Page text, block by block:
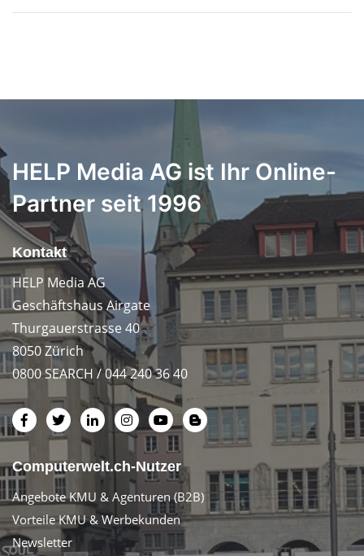
HELP Media AG ist Ihr Online-
Partner seit 1996
Kontakt
HELP Media AG
Geschäftshaus Airgate
Thurgauerstrasse 40
8050 Zürich
0800 SEARCH / 044 240 36 40
Computerwelt.ch-Nutzer
Angebote KMU & Agenturen (B2B)
Vorteile KMU & Werbekunden
Newsletter